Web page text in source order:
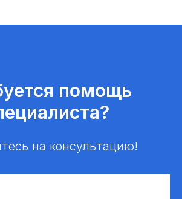
помощь
на консультацию!